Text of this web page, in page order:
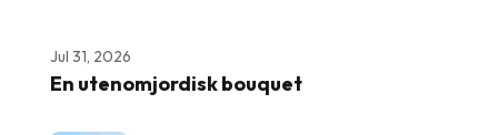
Jul 31, 2026
En utenomjordisk bouquet